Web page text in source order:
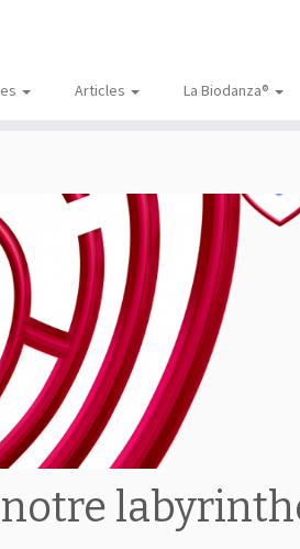
Articles La Biodanza®
notre